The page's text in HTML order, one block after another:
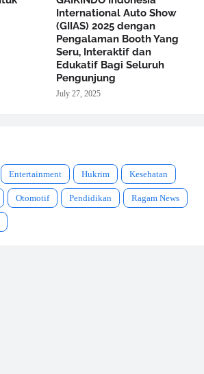
International Auto Show
(GIIAS) 2025 dengan
Pengalaman Booth Yang
Seru, Interaktif dan
Edukatif Bagi Seluruh
Pengunjung
July 27, 2025
Entertainment Hukrim Kesehatan
Otomotif Pendidikan Ragam News